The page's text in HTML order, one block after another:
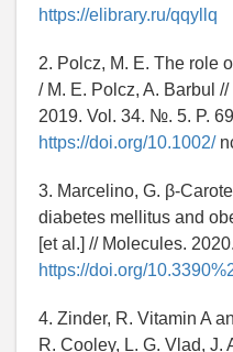
https://elibrary.ru/qqyllq
2. Polcz, M. E. The role
/ M. E. Polcz, A. Barbul
2019. Vol. 34. №. 5. P.
https://doi.org/10.1002/
3. Marcelino, G. β-
diabetes mellitus and
[et al.] // Molecules.
https://doi.org/
4. Zinder, R. Vitamin A
R. Cooley, L. G. Vlad, J.